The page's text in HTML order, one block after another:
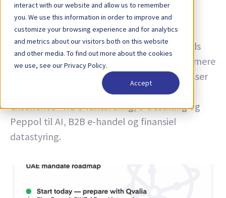
interact with our website and allow us to remember
you. We use this information in order to improve and
customize your browsing experience and for analytics
and metrics about our visitors both on this website
and other media. To find out more about the cookies
we use, see our Privacy Policy.
Accept
Tag:
Indsigt i transaktioner, teknologier og trends
samt nyheder om produktopdateringer. Få mere
at vide om, hvordan du kan forbedre processer
og bruge transaktionsdata til operationel
excellence - fra e-fakturering, e-bestilling og
Peppol til AI, B2B e-handel og finansiel
datastyring.